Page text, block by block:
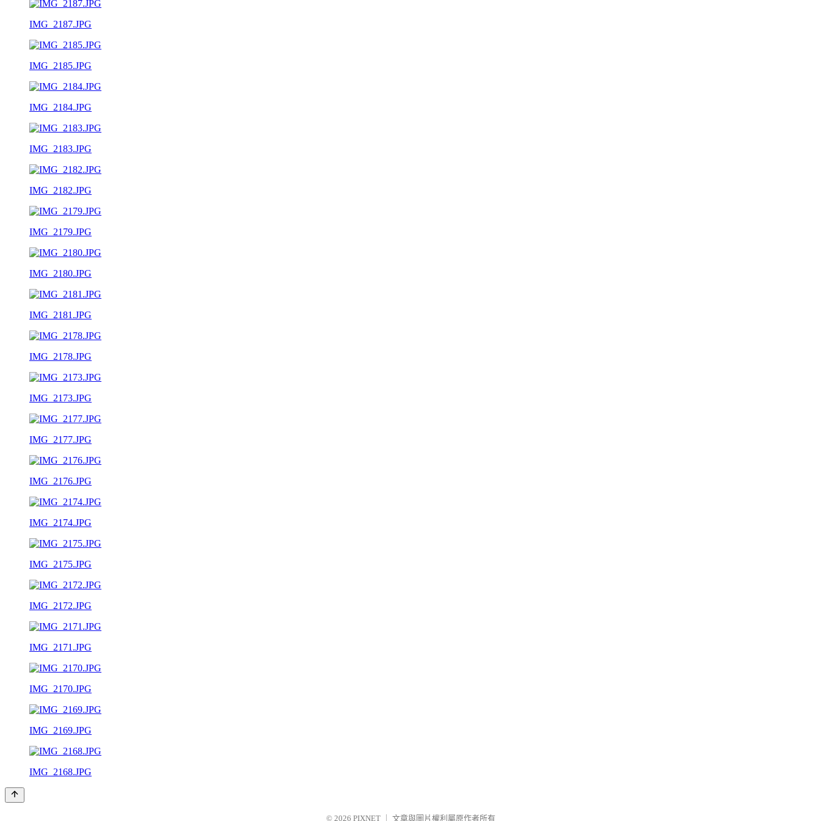
IMG_2187.JPG
IMG_2185.JPG
IMG_2184.JPG
IMG_2183.JPG
IMG_2182.JPG
IMG_2179.JPG
IMG_2180.JPG
IMG_2181.JPG
IMG_2178.JPG
IMG_2173.JPG
IMG_2177.JPG
IMG_2176.JPG
IMG_2174.JPG
IMG_2175.JPG
IMG_2172.JPG
IMG_2171.JPG
IMG_2170.JPG
IMG_2169.JPG
IMG_2168.JPG
© 2026 PIXNET 文章與圖片權利屬原作者所有